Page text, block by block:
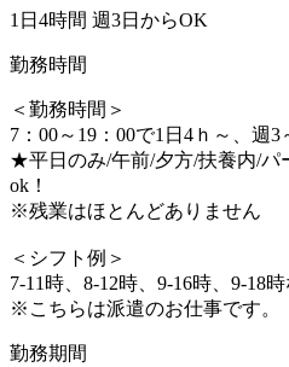
1日4時間 週3日からOK
勤務時間
＜勤務時間＞
7：00～19：00で1日4ｈ～、週3
★平日のみ/午前/夕方/扶養内/パ
ok！
※残業はほとんどありません
＜シフト例＞
7-11時、8-12時、9-16時、9-18
※こちらは派遣のお仕事です。
勤務期間